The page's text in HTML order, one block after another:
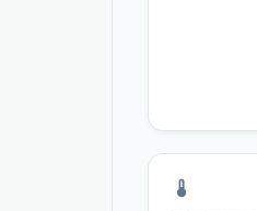
thermostat